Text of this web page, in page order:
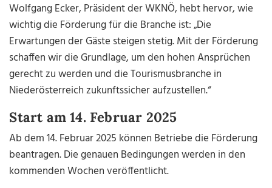
Wolfgang Ecker, Präsident der WKNÖ, hebt hervor, wie
wichtig die Förderung für die Branche ist: „Die
Erwartungen der Gäste steigen stetig. Mit der Förderung
schaffen wir die Grundlage, um den hohen Ansprüchen
gerecht zu werden und die Tourismusbranche in
Niederösterreich zukunftssicher aufzustellen.“
Start am 14. Februar 2025
Ab dem 14. Februar 2025 können Betriebe die Förderung
beantragen. Die genauen Bedingungen werden in den
kommenden Wochen veröffentlicht.